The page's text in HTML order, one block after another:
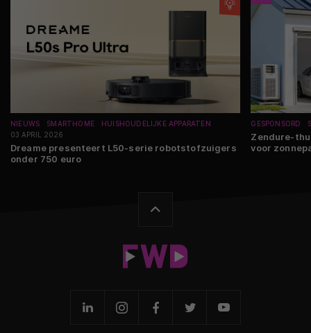
NIEUWS SMARTHOME
HUISHOUDELIJKE APPARATEN
03 APRIL 2026
Dreame presenteert L50-serie robotstofzuigers
onder 750 euro
GESPONSORD
Zendure-
voor